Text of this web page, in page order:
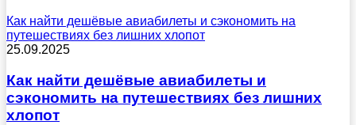
Как найти дешёвые авиабилеты и сэкономить на
путешествиях без лишних хлопот
25.09.2025
Как найти дешёвые авиабилеты и
сэкономить на путешествиях без лишних
хлопот